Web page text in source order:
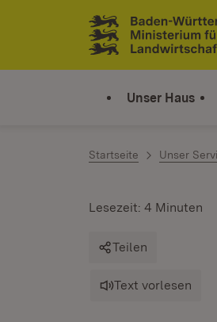
Zum Inhalt springen
Link zur Startseite
Unser Haus
Startseite Unser
Lesezeit: 4 Minuten
Teilen
Text vorlesen